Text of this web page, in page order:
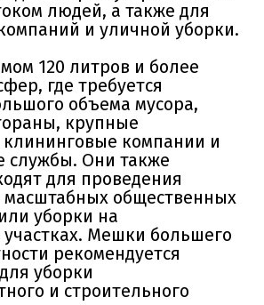
людей, а также для
и уличной уборки.
120 литров и более
где требуется
объема мусора,
крупные
клининговые компании и
службы. Они также
для проведения
масштабных общественных
уборки на
Мешки большего
рекомендуется
уборки
и строительного